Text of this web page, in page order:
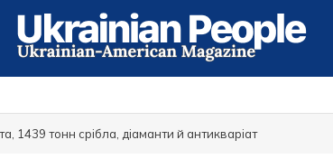
1439 тонн срібла, діаманти й антикваріат